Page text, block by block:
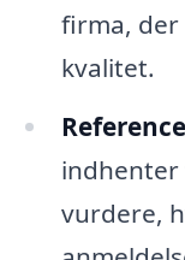
firma, der
kvalitet.
indhenter
vurdere,